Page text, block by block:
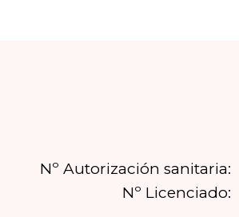
Nº Autorización sanitaria:
Nº Licenciado: